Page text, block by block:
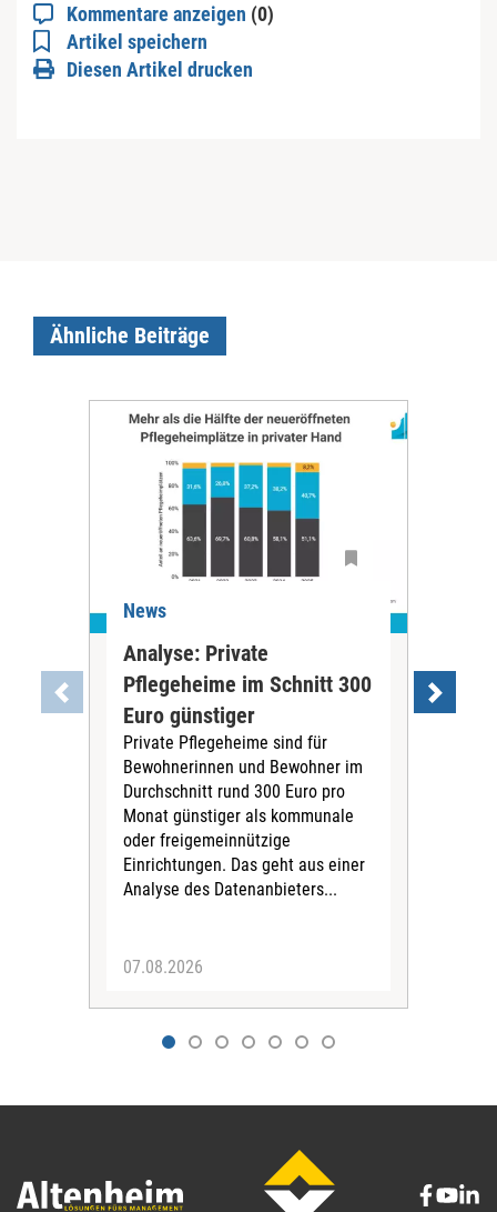
Kommentare anzeigen (0)
Artikel speichern
Diesen Artikel drucken
Ähnliche Beiträge
News
Analyse: Private
Pflegeheime im Schnitt 300
Euro günstiger
Private Pflegeheime sind für
Bewohnerinnen und Bewohner im
Durchschnitt rund 300 Euro pro
Monat günstiger als kommunale
oder freigemeinnützige
Einrichtungen. Das geht aus einer
Analyse des Datenanbieters...
07.08.2026